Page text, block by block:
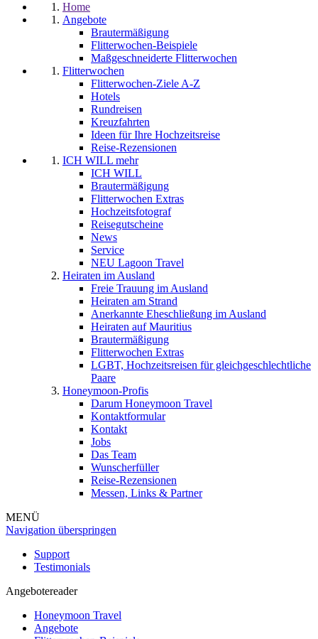
Home
Angebote
Brautermäßigung
Flitterwochen-Beispiele
Maßgeschneiderte Flitterwochen
Flitterwochen
Flitterwochen-Ziele A-Z
Hotels
Rundreisen
Kreuzfahrten
Ideen für Ihre Hochzeitsreise
Reise-Rezensionen
ICH WILL mehr
ICH WILL
Brautermäßigung
Flitterwochen Extras
Hochzeitsfotograf
Reisegutscheine
News
Service
NEU Lagoon Travel
Heiraten im Ausland
Freie Trauung im Ausland
Heiraten am Strand
Anerkannte Eheschließung im Ausland
Heiraten auf Mauritius
Brautermäßigung
Flitterwochen Extras
LGBT, Hochzeitsreisen für gleichgeschlechtliche
Paare
Honeymoon-Profis
Darum Honeymoon Travel
Kontaktformular
Kontakt
Jobs
Das Team
Wunscherfüller
Reise-Rezensionen
Messen, Links & Partner
MENÜ
Navigation überspringen
Support
Testimonials
Angebotereader
Honeymoon Travel
Angebote